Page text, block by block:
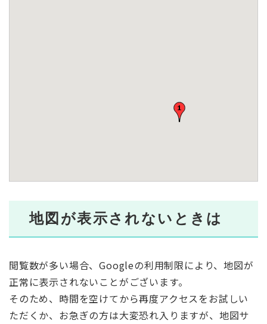
地図が表示されないときは
閲覧数が多い場合、Googleの利用制限により、地図が
正常に表示されないことがございます。
そのため、時間を空けてから再度アクセスをお試しい
ただくか、お急ぎの方は大変恐れ入りますが、地図サ